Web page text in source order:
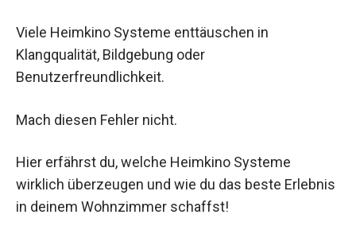
Viele Heimkino Systeme enttäuschen in
Klangqualität, Bildgebung oder
Benutzerfreundlichkeit.
Mach diesen Fehler nicht.
Hier erfährst du, welche Heimkino Systeme
wirklich überzeugen und wie du das beste Erlebnis
in deinem Wohnzimmer schaffst!